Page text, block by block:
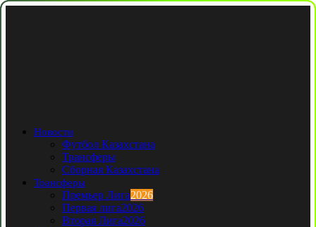
Новости
Футбол Казахстана
Трансферы
Сборная Казахстана
Трансферы
Премьер Лига2026
Первая лига2026
Вторая Лига2026